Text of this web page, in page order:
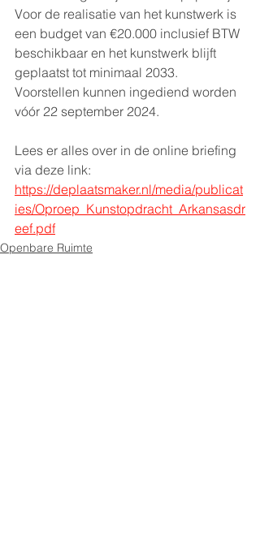
Voor de realisatie van het kunstwerk is
een budget van €20.000 inclusief BTW
beschikbaar en het kunstwerk blijft
geplaatst tot minimaal 2033.
Voorstellen kunnen ingediend worden
vóór 22 september 2024.
Lees er alles over in de online briefing
via deze link:
https://deplaatsmaker.nl/media/publicat
ies/Oproep_Kunstopdracht_Arkansasdr
eef.pdf
Openbare Ruimte